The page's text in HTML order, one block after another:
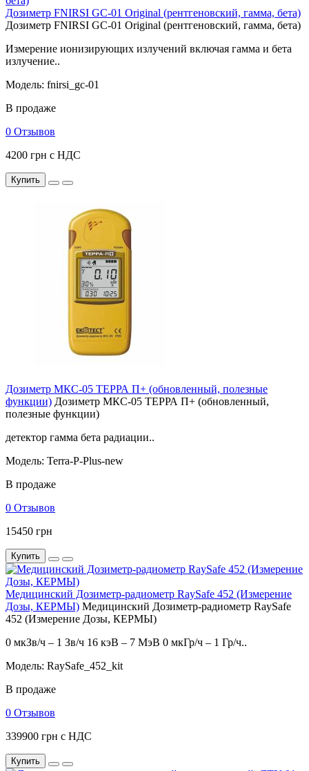
Дозиметр FNIRSI GC-01 Original (рентгеновский, гамма, бета)
Дозиметр FNIRSI GC-01 Original (рентгеновский, гамма, бета)
Измерение ионизирующих излучений включая гамма и бета
излучение..
Модель: fnirsi_gc-01
В продаже
0 Отзывов
4200 грн с НДС
Купить
Дозиметр МКС-05 ТЕРРА П+ (обновленный, полезные
функции) Дозиметр МКС-05 ТЕРРА П+ (обновленный,
полезные функции)
детектор гамма бета радиации..
Модель: Terra-P-Plus-new
В продаже
0 Отзывов
15450 грн
Купить
Медицинский Дозиметр-радиометр RaySafe 452 (Измерение
Дозы, КЕРМЫ) Медицинский Дозиметр-радиометр RaySafe
452 (Измерение Дозы, КЕРМЫ)
0 мкЗв/ч – 1 Зв/ч 16 кэВ – 7 МэВ 0 мкГр/ч – 1 Гр/ч..
Модель: RaySafe_452_kit
В продаже
0 Отзывов
339900 грн с НДС
Купить